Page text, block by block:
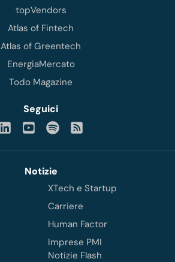
topVendors
Atlas of Fintech
Atlas of Greentech
EnergiaMercato
Todo Magazine
Seguici
Notizie
XTech e Startup
Carriere
Human Factor
Imprese PMI
Notizie Flash